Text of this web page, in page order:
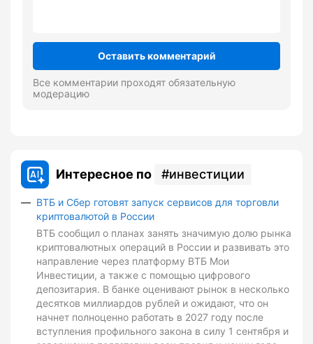
Оставить комментарий
Все комментарии проходят обязательную
модерацию
Интересное по инвестиции
ВТБ и Сбер готовят запуск сервисов для торговли
криптовалютой в России
ВТБ сообщил о планах занять значимую долю рынка
криптовалютных операций в России и развивать это
направление через платформу ВТБ Мои
Инвестиции, а также с помощью цифрового
депозитария. В банке оценивают рынок в несколько
десятков миллиардов рублей и ожидают, что он
начнет полноценно работать в 2027 году после
вступления профильного закона в силу 1 сентября и